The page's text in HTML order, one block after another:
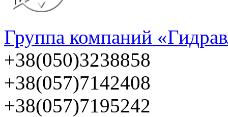
Группа компаний
+38(050)3238858
+38(057)7142408
+38(057)7195242